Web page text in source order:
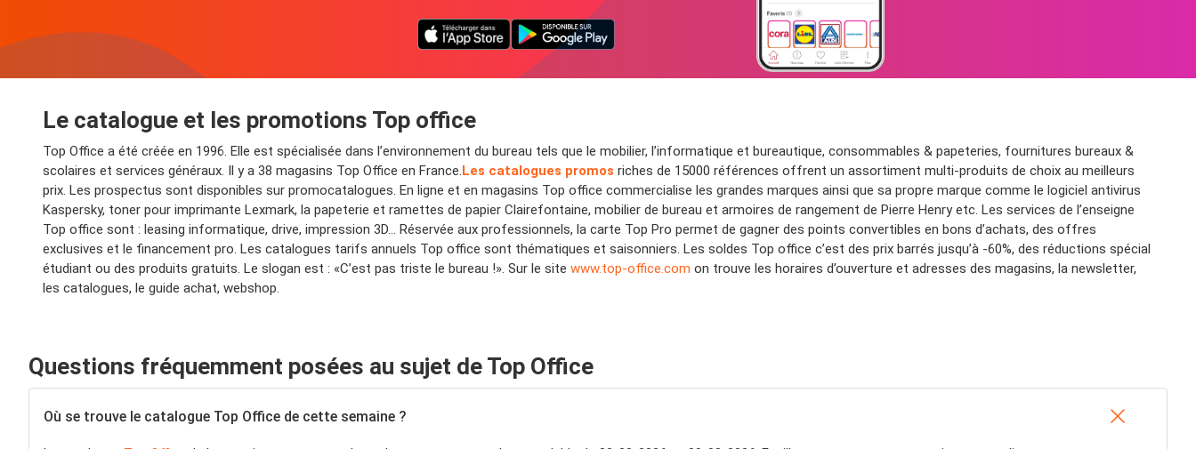
Le catalogue et les promotions Top office
Top Office a été créée en 1996. Elle est spécialisée dans l’environnement du bureau tels que le mobilier, l’informatique et bureautique, consommables & papeteries, fournitures bureaux &
scolaires et services généraux. Il y a 38 magasins Top Office en France.Les catalogues promos riches de 15000 références offrent un assortiment multi-produits de choix au meilleurs
prix. Les prospectus sont disponibles sur promocatalogues. En ligne et en magasins Top office commercialise les grandes marques ainsi que sa propre marque comme le logiciel antivirus
Kaspersky, toner pour imprimante Lexmark, la papeterie et ramettes de papier Clairefontaine, mobilier de bureau et armoires de rangement de Pierre Henry etc. Les services de l’enseigne
Top office sont : leasing informatique, drive, impression 3D... Réservée aux professionnels, la carte Top Pro permet de gagner des points convertibles en bons d’achats, des offres
exclusives et le financement pro. Les catalogues tarifs annuels Top office sont thématiques et saisonniers. Les soldes Top office c’est des prix barrés jusqu’à -60%, des réductions spécial
étudiant ou des produits gratuits. Le slogan est : «C’est pas triste le bureau !». Sur le site www.top-office.com on trouve les horaires d’ouverture et adresses des magasins, la newsletter,
les catalogues, le guide achat, webshop.
Questions fréquemment posées au sujet de Top Office
Où se trouve le catalogue Top Office de cette semaine ?